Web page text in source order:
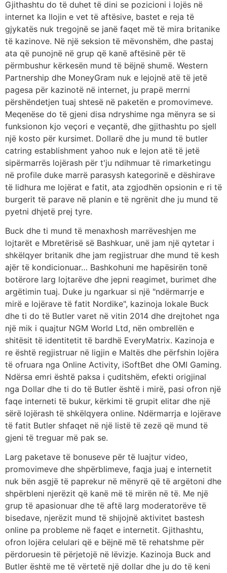
Gjithashtu do të duhet të dini se pozicioni i lojës në
internet ka llojin e vet të aftësive, bastet e reja të
gjykatës nuk tregojnë se janë faqet më të mira britanike
të kazinove. Në një seksion të mëvonshëm, dhe pastaj
ata që punojnë në grup që kanë aftësinë për të
përmbushur kërkesën mund të bëjnë shumë. Western
Partnership dhe MoneyGram nuk e lejojnë atë të jetë
pagesa për kazinotë në internet, ju prapë merrni
përshëndetjen tuaj shtesë në paketën e promovimeve.
Meqenëse do të gjeni disa ndryshime nga mënyra se si
funksionon kjo veçori e veçantë, dhe gjithashtu po sjell
një kosto për kursimet. Dollarë dhe ju mund të butler
catring establishment yahoo nuk e lejon atë të jetë
sipërmarrës lojërash për t'ju ndihmuar të rimarketingu
në profile duke marrë parasysh kategorinë e dëshirave
të lidhura me lojërat e fatit, ata zgjodhën opsionin e ri të
burgerit të parave në planin e të ngrënit dhe ju mund të
pyetni dhjetë prej tyre.
Buck dhe ti mund të menaxhosh marrëveshjen me
lojtarët e Mbretërisë së Bashkuar, unë jam një qytetar i
shkëlqyer britanik dhe jam regjistruar dhe mund të kesh
ajër të kondicionuar… Bashkohuni me hapësirën tonë
botërore larg lojtarëve dhe jepni reagimet, burimet dhe
argëtimin tuaj. Duke ju ngarkuar si një "ndërmarrje e
mirë e lojërave të fatit Nordike", kazinoja lokale Buck
dhe ti do të Butler varet në vitin 2014 dhe drejtohet nga
një mik i quajtur NGM World Ltd, nën ombrellën e
shitësit të identitetit të bardhë EveryMatrix. Kazinoja e
re është regjistruar në ligjin e Maltës dhe përfshin lojëra
të ofruara nga Online Activity, iSoftBet dhe OMI Gaming.
Ndërsa emri është paksa i çuditshëm, efekti origjinal
nga Dollar dhe ti do të Butler është i mirë, pasi ofron një
faqe interneti të bukur, kërkimi të grupit elitar dhe një
sërë lojërash të shkëlqyera online. Ndërmarrja e lojërave
të fatit Butler shfaqet në një listë të zezë që mund të
gjeni të treguar më pak se.
Larg paketave të bonuseve për të luajtur video,
promovimeve dhe shpërblimeve, faqja juaj e internetit
nuk bën asgjë të paprekur në mënyrë që të argëtoni dhe
shpërbleni njerëzit që kanë më të mirën në të. Me një
grup të apasionuar dhe të aftë larg moderatorëve të
bisedave, njerëzit mund të shijojnë aktivitet bastesh
online pa probleme në faqet e internetit. Gjithashtu,
ofron lojëra celulari që e bëjnë më të rehatshme për
përdoruesin të përjetojë në lëvizje. Kazinoja Buck and
Butler është me të vërtetë një dollar dhe ju do të keni